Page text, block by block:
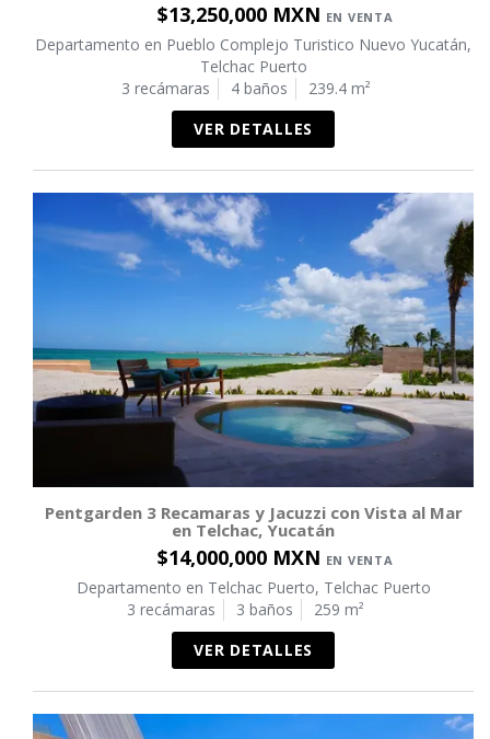
$13,250,000 MXN EN VENTA
Departamento en Pueblo Complejo Turistico Nuevo Yucatán,
Telchac Puerto
3 recámaras
4 baños
239.4 m²
VER DETALLES
Pentgarden 3 Recamaras y Jacuzzi con Vista al Mar
en Telchac, Yucatán
$14,000,000 MXN EN VENTA
Departamento en Telchac Puerto, Telchac Puerto
3 recámaras
3 baños
259 m²
VER DETALLES